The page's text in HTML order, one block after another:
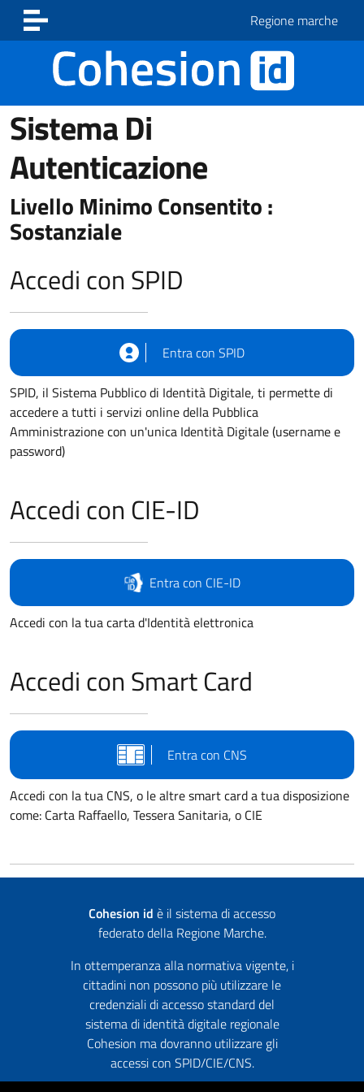
Vai ai contenuti
Vai al footer
Regione marche
Sistema Di
Autenticazione
Livello Minimo Consentito :
Sostanziale
Accedi con SPID
Entra con SPID
SPID, il Sistema Pubblico di Identità Digitale, ti permette di
accedere a tutti i servizi online della Pubblica
Amministrazione con un'unica Identità Digitale (username e
password)
Accedi con CIE-ID
Entra con CIE-ID
Accedi con la tua carta d'Identità elettronica
Accedi con Smart Card
Entra con CNS
Accedi con la tua CNS, o le altre smart card a tua disposizione
come: Carta Raffaello, Tessera Sanitaria, o CIE
Cohesion id è il sistema di accesso
federato della Regione Marche.
In ottemperanza alla normativa vigente, i
cittadini non possono più utilizzare le
credenziali di accesso standard del
sistema di identità digitale regionale
Cohesion ma dovranno utilizzare gli
accessi con SPID/CIE/CNS.